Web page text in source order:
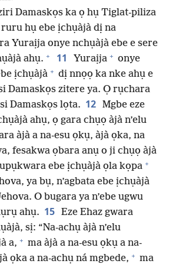
Damaskọs ka ọ hụ Tiglat-piliza
hụ ebe ịchụàjà dị na
Yuraịja onye nchụàjà ebe e sere
ahụ. + 11 Yuraịja + onye
ịchụàjà + dị nnọọ ka nke ahụ e
Damaskọs zitere ya. Ọ rụchara
Damaskọs lọta. 12 Mgbe eze
ahụ, ọ gara chụọ àjà n’elu
àjà a na-esu ọkụ, àjà ọka, na
fesakwa ọbara anụ o ji chụọ àjà
ebe ịchụàjà ọla kọpa +
ya bụ, n’agbata ebe ịchụàjà
O bugara ya n’ebe ugwu
ahụ. 15 Eze Ehaz gwara
sị: “Na-achụ àjà n’elu
a, + ma àjà a na-esu ọkụ a na-
ọka a na-achụ ná mgbede, + ma